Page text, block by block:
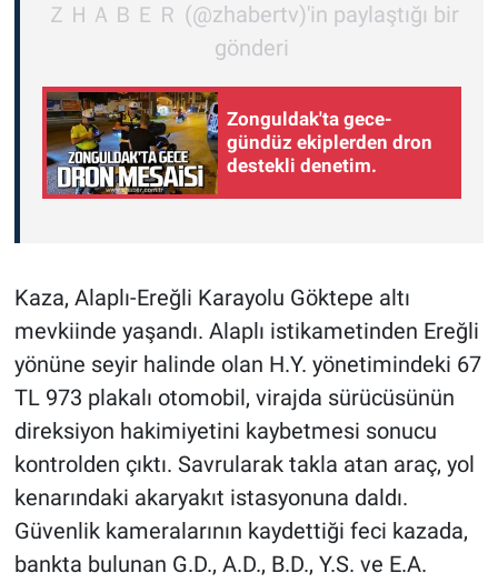
ＺＨＡＢＥＲ (@zhabertv)'in paylaştığı bir
gönderi
Zonguldak'ta gece-
gündüz ekiplerden dron
destekli denetim.
Kaza, Alaplı-Ereğli Karayolu Göktepe altı
mevkiinde yaşandı. Alaplı istikametinden Ereğli
yönüne seyir halinde olan H.Y. yönetimindeki 67
TL 973 plakalı otomobil, virajda sürücüsünün
direksiyon hakimiyetini kaybetmesi sonucu
kontrolden çıktı. Savrularak takla atan araç, yol
kenarındaki akaryakıt istasyonuna daldı.
Güvenlik kameralarının kaydettiği feci kazada,
bankta bulunan G.D., A.D., B.D., Y.S. ve E.A.